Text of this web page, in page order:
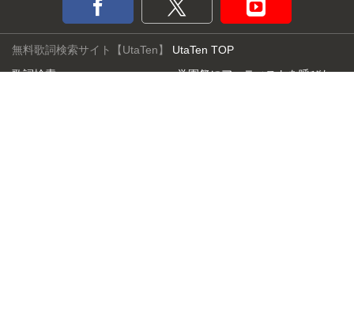
無料歌詞検索サイト【UtaTen】 UtaTen TOP
歌詞検索
学園祭にアーティストを呼びた